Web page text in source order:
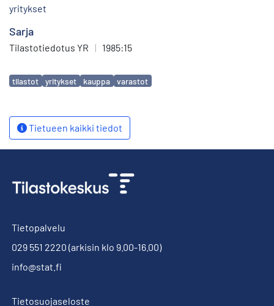
yritykset
Sarja
Tilastotiedotus YR | 1985:15
Avainsanat
tilastot yritykset kauppa varastot
Tietueen kaikki tiedot
Tietopalvelu
029 551 2220 (arkisin klo 9.00-16.00)
info@stat.fi
Tietosuojaseloste